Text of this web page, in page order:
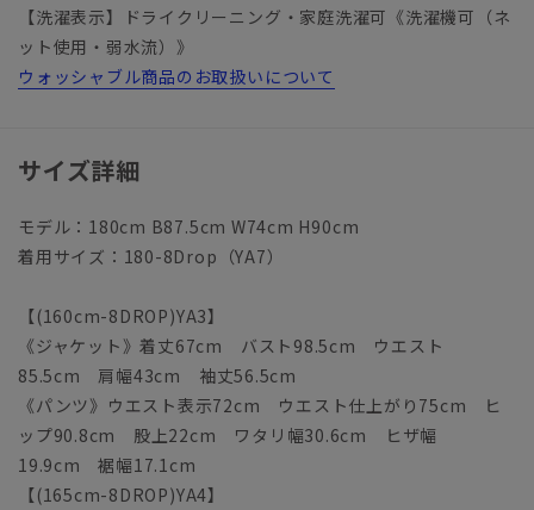
【洗濯表示】ドライクリーニング・家庭洗濯可《洗濯機可（ネ
ット使用・弱水流）》
ウォッシャブル商品のお取扱いについて
サイズ詳細
モデル：180cm B87.5cm W74cm H90cm
着用サイズ：180-8Drop（YA7）
【(160cm-8DROP)YA3】
《ジャケット》着丈67cm バスト98.5cm ウエスト
85.5cm 肩幅43cm 袖丈56.5cm
《パンツ》ウエスト表示72cm ウエスト仕上がり75cm ヒ
ップ90.8cm 股上22cm ワタリ幅30.6cm ヒザ幅
19.9cm 裾幅17.1cm
【(165cm-8DROP)YA4】